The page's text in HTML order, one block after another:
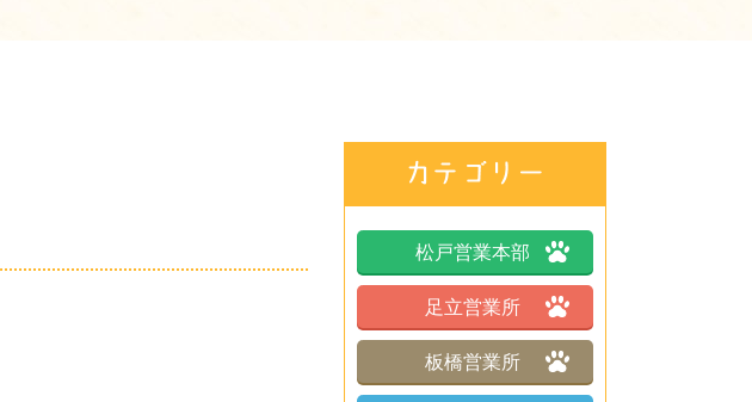
松戸営業本部
足立営業所
板橋営業所